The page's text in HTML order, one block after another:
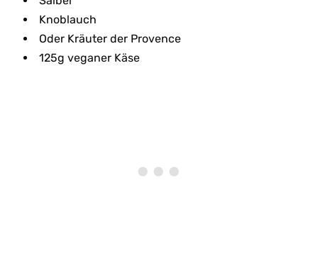
Knoblauch
Oder Kräuter der Provence
125g veganer Käse